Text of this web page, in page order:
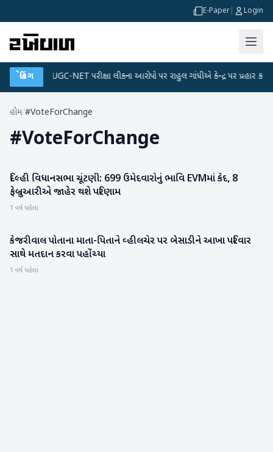
E-Paper Login
બ્રેકિંગ
● UGC-NET પરીક્ષા લીકના આરોપો પર રાહુલ ગાંધીએ કેન્દ્ર પર પ્રહાર કર્યા
હોમ/#VoteForChange
#VoteForChange
રાષ્ટ્રીય
દિલ્હી વિધાનસભા ચૂંટણી: 699 ઉમેદવારોનું ભાવિ EVMમાં કેદ, 8
ફેબ્રુઆરીએ જાહેર થશે પરિણામ
1 વર્ષ પહેલા
રાજકારણ
કેજરીવાલ પોતાના માતા-પિતાને વ્હીલચેર પર બેસાડીને આખા પરિવાર
સાથે મતદાન કરવા પહોંચ્યા
1 વર્ષ પહેલા